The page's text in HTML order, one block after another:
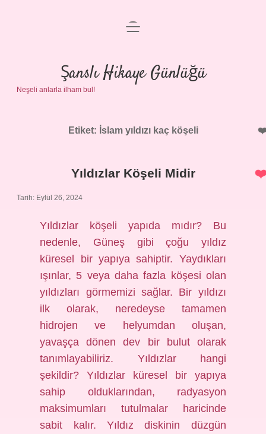
Anasayfa
Gizlilik Politikası
menüyü
Şanslı Hikaye Günlüğü
Neşeli anlarla ilham bul!
Etiket: İslam yıldızı kaç köşeli
Yıldızlar Köşeli Midir
Tarih: Eylül 26, 2024
Yıldızlar köşeli yapıda mıdır? Bu
nedenle, Güneş gibi çoğu yıldız
küresel bir yapıya sahiptir. Yaydıkları
ışınlar, 5 veya daha fazla köşesi olan
yıldızları görmemizi sağlar. Bir yıldızı
ilk olarak, neredeyse tamamen
hidrojen ve helyumdan oluşan,
yavaşça dönen dev bir bulut olarak
tanımlayabiliriz. Yıldızlar hangi
şekildir? Yıldızlar küresel bir yapıya
sahip olduklarından, radyasyon
maksimumları tutulmalar haricinde
sabit kalır. Yıldız diskinin düzgün